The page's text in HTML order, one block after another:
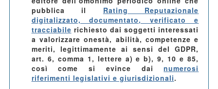
pubblica il Rating Reputazionale
digitalizzato, documentato, verificato e
tracciabile richiesto dai soggetti interessati
a valorizzare onestà, abilità, competenze e
meriti, legittimamente ai sensi del GDPR,
art. 6, comma 1, lettere a) e b), 9, 10 e 85,
così come si evince dainumerosi
riferimenti legislativi e giurisdizionali.